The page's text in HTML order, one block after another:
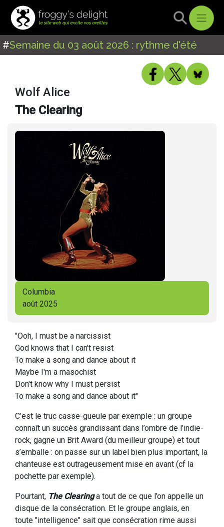
#Semaine du 03 août 2026 : rythme d'été
Wolf Alice
The Clearing
Columbia
août 2025
"Ooh, I must be a narcissist
God knows that I can't resist
To make a song and dance about it
Maybe I'm a masochist
Don't know why I must persist
To make a song and dance about it"
C’est le truc casse-gueule par exemple : un groupe
connaît un succès grandissant dans l’ombre de l’indie-
rock, gagne un Brit Award (du meilleur groupe) et tout
s’emballe : on passe sur un label bien plus important, la
chanteuse est outrageusement mise en avant (cf la
pochette par exemple).
Pourtant, The Clearinga tout de ce que l’on appelle un
disque de la consécration. Et le groupe anglais, en
toute "intelligence" sait que consécration rime aussi